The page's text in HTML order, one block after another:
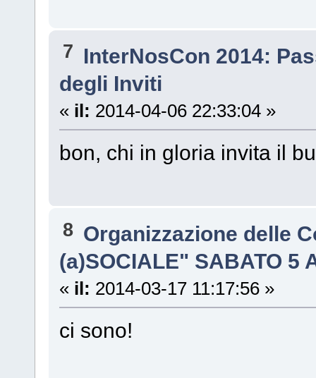
7 InterNosCon 2014:
degli Inviti
« il: 2014-04-06 22:33:04 »
bon, chi in gloria invita il
8 Organizzazione delle
(a)SOCIALE" SABATO 5
« il: 2014-03-17 11:17:56 »
ci sono!